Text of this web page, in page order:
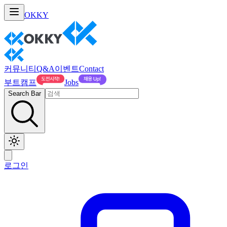
OKKY
커뮤니티 Q&A이벤트Contact
부트캠프
Jobs
Search Bar
로그인